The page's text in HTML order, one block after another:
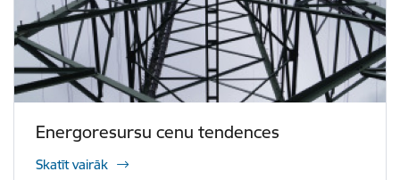
Energoresursu cenu tendences
Skatīt vairāk